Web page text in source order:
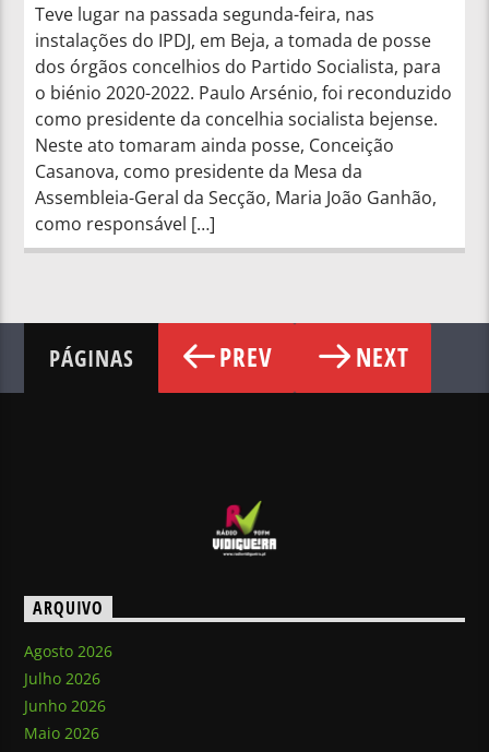
Teve lugar na passada segunda-feira, nas
instalações do IPDJ, em Beja, a tomada de posse
dos órgãos concelhios do Partido Socialista, para
o biénio 2020-2022. Paulo Arsénio, foi reconduzido
como presidente da concelhia socialista bejense.
Neste ato tomaram ainda posse, Conceição
Casanova, como presidente da Mesa da
Assembleia-Geral da Secção, Maria João Ganhão,
como responsável […]
PÁGINAS PREV NEXT
ARQUIVO
Agosto 2026
Julho 2026
Junho 2026
Maio 2026